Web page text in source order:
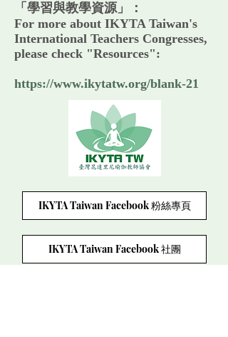
「學習與教學資源」：
For more about IKYTA Taiwan's
International Teachers Congresses,
please check "Resources":
https://www.ikytatw.org/blank-21
IKYTA Taiwan Facebook 粉絲專頁
IKYTA Taiwan Facebook 社團